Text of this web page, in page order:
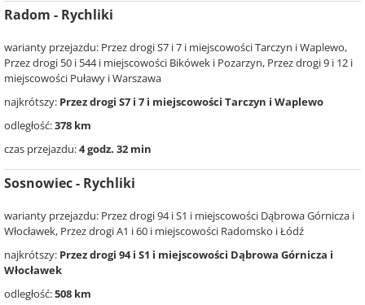
Radom - Rychliki
warianty przejazdu: Przez drogi S7 i 7 i miejscowości Tarczyn i Waplewo,
Przez drogi 50 i 544 i miejscowości Bikówek i Pozarzyn, Przez drogi 9 i 12 i
miejscowości Puławy i Warszawa
najkrótszy: Przez drogi S7 i 7 i miejscowości Tarczyn i Waplewo
odległość:378 km
czas przejazdu:4 godz. 32 min
Sosnowiec - Rychliki
warianty przejazdu: Przez drogi 94 i S1 i miejscowości Dąbrowa Górnicza i
Włocławek, Przez drogi A1 i 60 i miejscowości Radomsko i Łódź
najkrótszy: Przez drogi 94 i S1 i miejscowości Dąbrowa Górnicza i
Włocławek
odległość:508 km